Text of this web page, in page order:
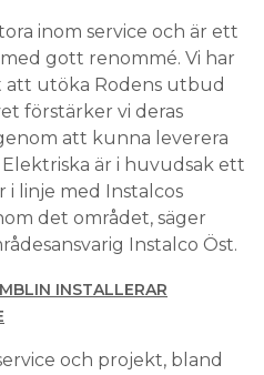
inom service och är ett
gott renommé. Vi har
utöka Rodens utbud
förstärker vi deras
att kunna leverera
Elektriska är i huvudsak ett
i linje med Instalcos
det området, säger
Instalco Öst.
INSTALLERAR
och projekt, bland